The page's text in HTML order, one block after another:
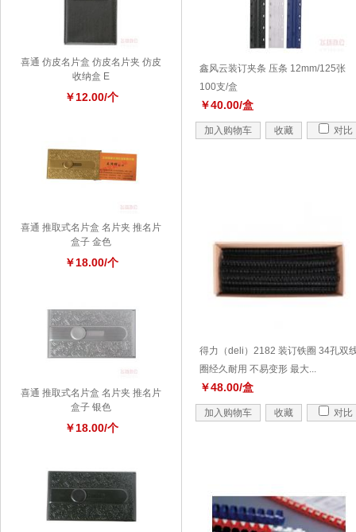
喜通 仿皮名片盒 仿皮名片夹 仿皮
收纳盒 E
￥12.00/个
喜通 推取式名片盒 名片夹 推名片
盒子 金色
￥18.00/个
喜通 推取式名片盒 名片夹 推名片
盒子 银色
￥18.00/个
鑫风云装订夹条 压条 12mm/125张
100支/盒
￥40.00/盒
加入购物车 收藏 对比
得力（deli）2182 装订铁圈 34孔双
圈经久耐用 不易变形 最大...
￥48.00/盒
加入购物车 收藏 对比